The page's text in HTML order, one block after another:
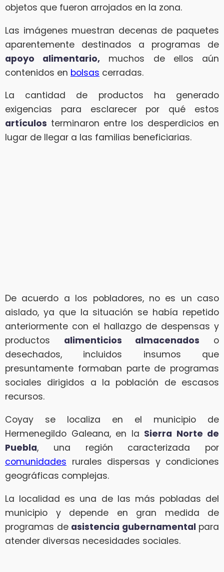
objetos que fueron arrojados en la zona.
Las imágenes muestran decenas de paquetes
aparentemente destinados a programas de
apoyo alimentario, muchos de ellos aún
contenidos en bolsas cerradas.
La cantidad de productos ha generado
exigencias para esclarecer por qué estos
artículos terminaron entre los desperdicios en
lugar de llegar a las familias beneficiarias.
De acuerdo a los pobladores, no es un caso
aislado, ya que la situación se había repetido
anteriormente con el hallazgo de despensas y
productos alimenticios almacenados o
desechados, incluidos insumos que
presuntamente formaban parte de programas
sociales dirigidos a la población de escasos
recursos.
Coyay se localiza en el municipio de
Hermenegildo Galeana, en la Sierra Norte de
Puebla, una región caracterizada por
comunidades rurales dispersas y condiciones
geográficas complejas.
La localidad es una de las más pobladas del
municipio y depende en gran medida de
programas de asistencia gubernamental para
atender diversas necesidades sociales.